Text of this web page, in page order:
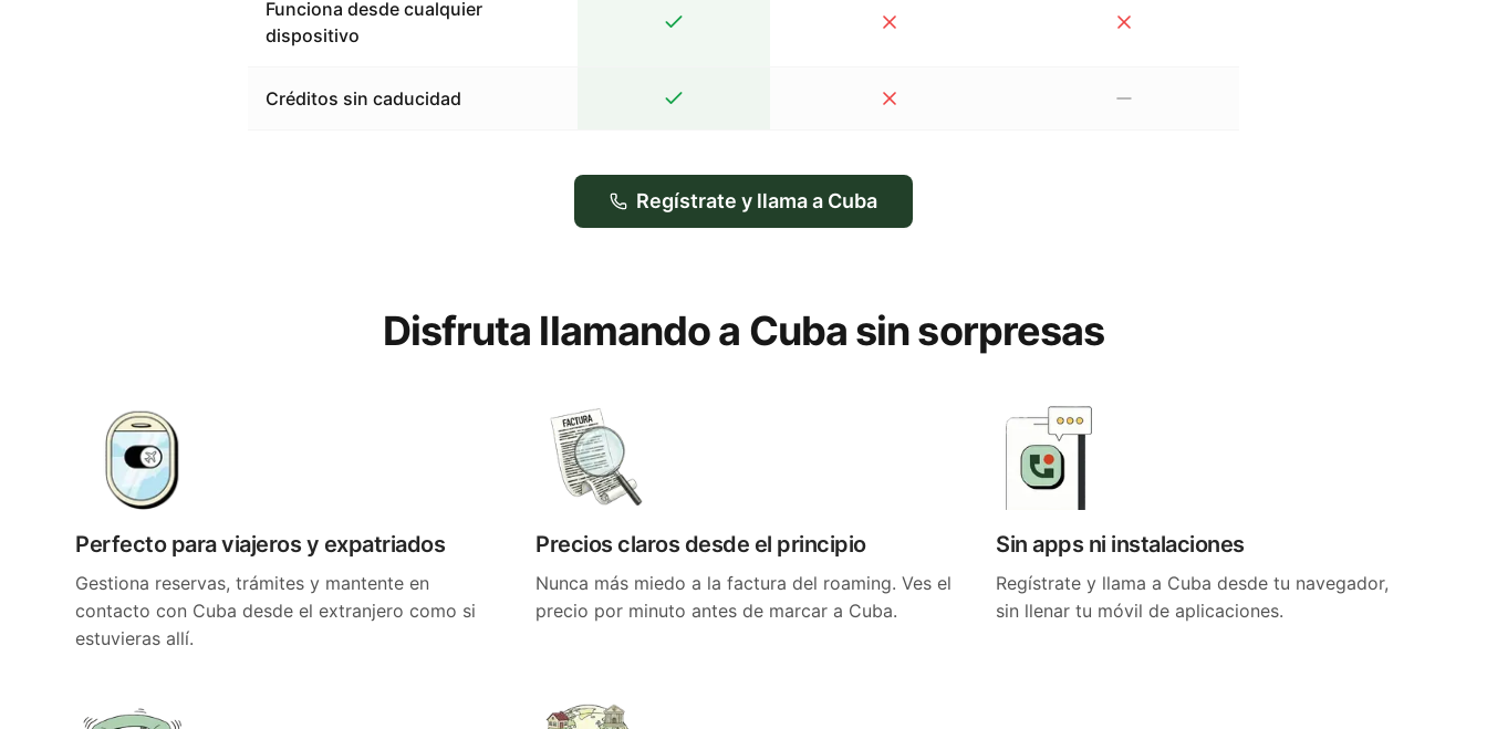
Funciona desde cualquier
dispositivo
Créditos sin caducidad
Regístrate y llama a Cuba
Disfruta llamando a Cuba sin sorpresas
Perfecto para viajeros y expatriados
Gestiona reservas, trámites y mantente en
contacto con Cuba desde el extranjero como si
estuvieras allí.
Precios claros desde el principio
Nunca más miedo a la factura del roaming. Ves el
precio por minuto antes de marcar a Cuba.
Sin apps ni instalaciones
Regístrate y llama a Cuba desde tu navegador,
sin llenar tu móvil de aplicaciones.